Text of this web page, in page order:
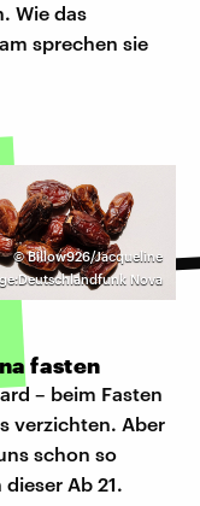
Wie das
sprechen sie
©Billow926/Jacqueline
Nova
fasten
– beim Fasten
verzichten. Aber
schon so
Ab 21.